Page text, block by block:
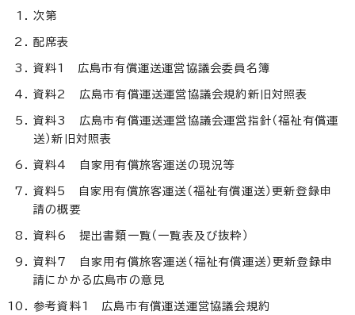
次第
配席表
資料1 広島市有償運送運営協議会委員名簿
資料2 広島市有償運送運営協議会規約新旧対照表
資料3 広島市有償運送運営協議会運営指針（福祉有償運
送）新旧対照表
資料4 自家用有償旅客運送の現況等
資料5 自家用有償旅客運送（福祉有償運送）更新登録申
請の概要
資料6 提出書類一覧（一覧表及び抜粋）
資料7 自家用有償旅客運送（福祉有償運送）更新登録申
請にかかる広島市の意見
参考資料1 広島市有償運送運営協議会規約